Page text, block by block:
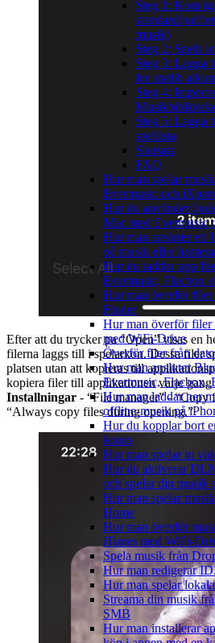
Steg 1: Kom
musik)
Steg 2: Spela
Steg 3: Lagga
for snabb
Steg 4:
Steg 5: Lagga
spellista
Slutsats
FAQ
Hur man spelar
Evermusic och
Hur du använder
Mac med Evermusic
Hur man ansluter ett
på musik eller
Hur du laddar upp
Evermusic, Flacbox
Hur man överför filer
Finder
Hur man överför filer
med WiFi-Drive
Överför filer från
Hur man ansluter
Evermusic, Flacbox,
Hur man laddar ner
offline-musik på
Hur du kopplar bort
konto
Hur man spelar in
Hur du aktiverar
och spelar din musik
Hur man spelar
Home
Hur man överför
iTunes med WiFi-
Spela musik från
Hur man redigerar
Hur man spelar
Streama din musik
SMB
Hur man installerar
Efter att du trycker pa “Open” visas en
filerna laggs till i spelarkon. Dessa filer
platsen utan att kopieras till
kopiera filer till applikationen varje
Installningar - “File manager” -
“Always copy files during opening.”